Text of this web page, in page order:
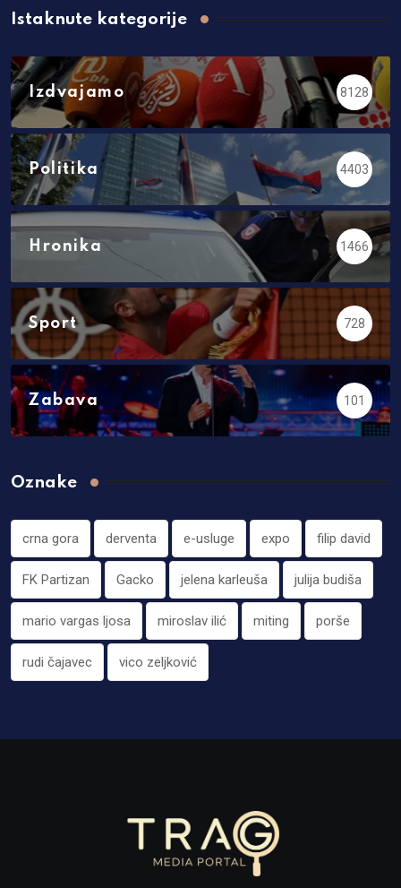
Istaknute kategorije
Izdvajamo 8128
Politika 4403
Hronika 1466
Sport 728
Zabava 101
Oznake
crna gora derventa e-usluge expo filip david
FK Partizan Gacko jelena karleuša julija budiša
mario vargas ljosa miroslav ilić miting porše
rudi čajavec vico zeljković